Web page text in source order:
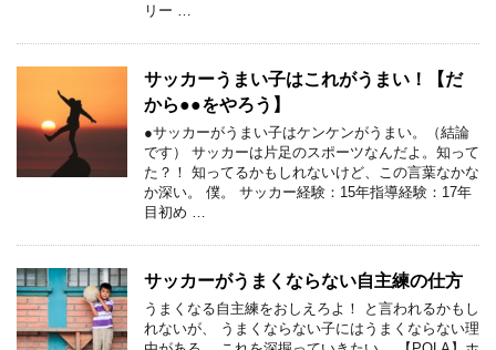
リー …
サッカーうまい子はこれがうまい！【だ
から●●をやろう】
●サッカーがうまい子はケンケンがうまい。（結論
です） サッカーは片足のスポーツなんだよ。知って
た？！ 知ってるかもしれないけど、この言葉なかな
か深い。 僕。 サッカー経験：15年指導経験：17年
目初め …
サッカーがうまくならない自主練の仕方
うまくなる自主練をおしえろよ！ と言われるかもし
れないが、 うまくならない子にはうまくならない理